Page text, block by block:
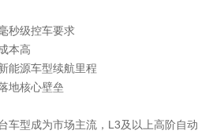
秒级控车要求
本高
能源车型续航里程
地核心壁垒
车型成为市场主流，L3及以上高阶自动